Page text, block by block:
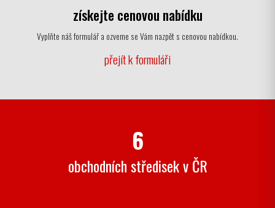
získejte cenovou nabídku
Vyplňte náš formulář a ozveme se Vám nazpět s cenovou nabídkou.
přejít k formuláři
6
obchodních středisek v ČR